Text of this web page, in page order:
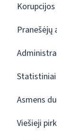
Pranešėjų
Asmens
Viešieji